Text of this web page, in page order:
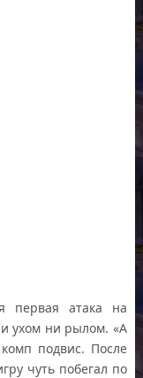
атака на
ухом ни рылом. «А
подвис. После
чуть побегал по